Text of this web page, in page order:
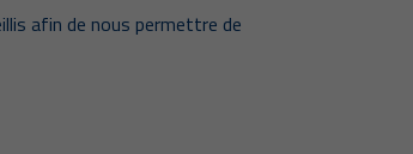
afin de nous permettre de